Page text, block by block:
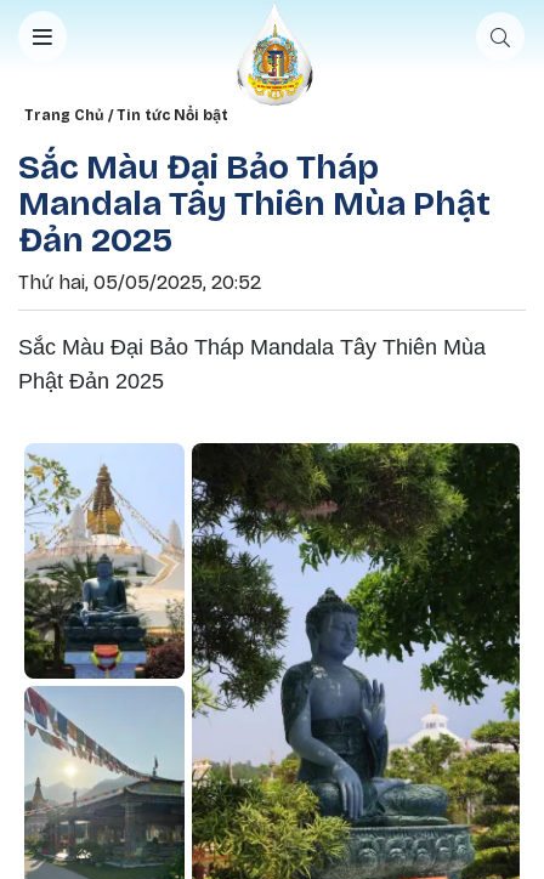
Nhảy đến nội dung
Breadcrumb
Trang Chủ Tin tức Nổi bật
Sắc Màu Đại Bảo Tháp
Mandala Tây Thiên Mùa Phật
Đản 2025
Thứ hai, 05/05/2025, 20:52
Sắc Màu Đại Bảo Tháp Mandala Tây Thiên Mùa
Phật Đản 2025